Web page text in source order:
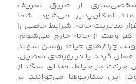
از طریق تعریف
امکان‌پذیر می‌شود. شما
مدیریت خانه، شرایط خاصی را
هر وقت از خانه خارج می‌شوم،
چراغ‌های حیاط روشن شوند
گردد یا در روزهای تعطیل،
در حیاط، صدای سگ از
این سناریوها می‌توانند بر